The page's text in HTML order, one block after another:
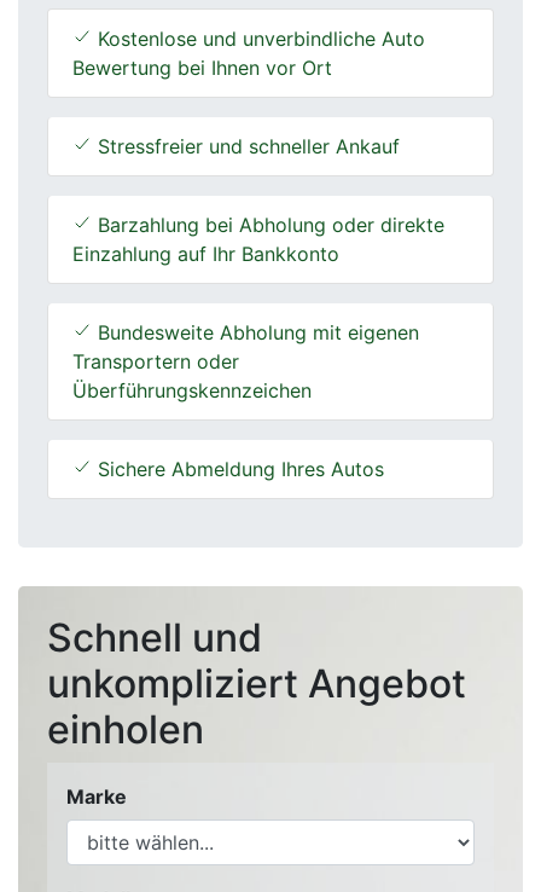
Kostenlose und unverbindliche Auto
Bewertung bei Ihnen vor Ort
Stressfreier und schneller Ankauf
Barzahlung bei Abholung oder direkte
Einzahlung auf Ihr Bankkonto
Bundesweite Abholung mit eigenen
Transportern oder
Überführungskennzeichen
Sichere Abmeldung Ihres Autos
Schnell und
unkompliziert Angebot
einholen
Marke